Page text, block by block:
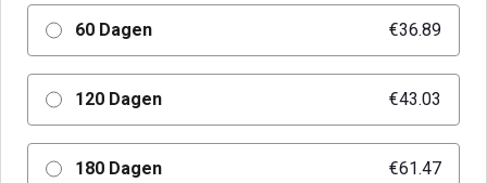
60 Dagen €36.89
120 Dagen €43.03
180 Dagen €61.47